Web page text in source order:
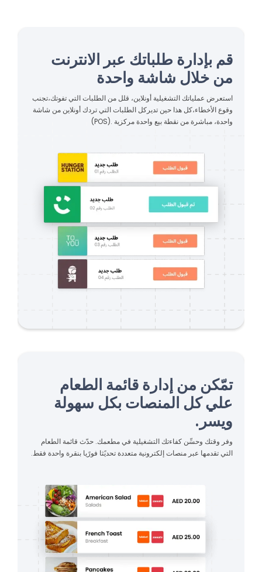
قم بإدارة طلباتك عبر الانترنت
من خلال شاشة واحدة
استعرض عملياتك التشغيلية أونلاين، قلل من الطلبات التي تفوتك،تجنب
وقوع الأخطاء،كل هذا حين تديركل الطلبات التي تردك أونلاين من شاشة
واحدة، مباشرة من نقطة بيع واحدة مركزية .(POS)
تمّكن من إدارة قائمة الطعام
علي كل المنصات بكل سهولة
ويسر.
وفر وقتك وحسِّن كفاءتك التشغيلية في مطعمك. حدّث قائمة الطعام
التي تقدمها عبر منصات إلكترونية متعددة تحديًثا فورًيا بنقرة واحدة فقط.